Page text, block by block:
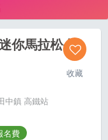
收藏
你馬拉松-運
中鎮 高鐵站
名費